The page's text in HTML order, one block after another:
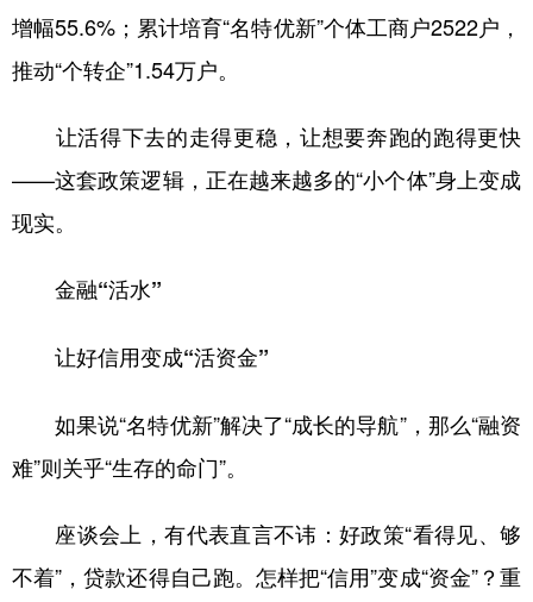
增幅55.6%；累计培育“名特优新”个体工商户2522户，
推动“个转企”1.54万户。
让活得下去的走得更稳，让想要奔跑的跑得更快
——这套政策逻辑，正在越来越多的“小个体”身上变成
现实。
金融“活水”
让好信用变成“活资金”
如果说“名特优新”解决了“成长的导航”，那么“融资
难”则关乎“生存的命门”。
座谈会上，有代表直言不讳：好政策“看得见、够
不着”，贷款还得自己跑。怎样把“信用”变成“资金”？重